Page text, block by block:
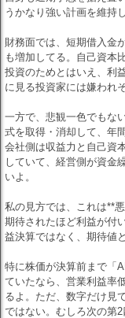
うかなり強い計画を維持
財務面では、短期借入金
も増加してる。自己資本
投資のためとはいえ、利
に見る投資家には嫌われ
一方で、悲観一色でもな
式を取得・消却して、年
会社側は収益力と自己資
していて、経営側が資金
いよ。
私の見方では、これは**
期待されたほど利益が付
益決算ではなく、期待値
特に株価が決算前まで「
ていたなら、営業利益率
るよ。ただ、数字だけ見
ではない。むしろ次の第